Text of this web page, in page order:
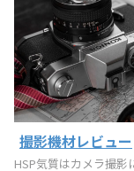
撮影機材レビュー
HSP気質はカメラ撮